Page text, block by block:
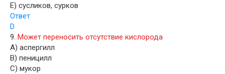
E) сусликов, сурков
Ответ
D
9. Может переносить отсутствие кислорода
A) аспергилл
B) пеницилл
C) мукор